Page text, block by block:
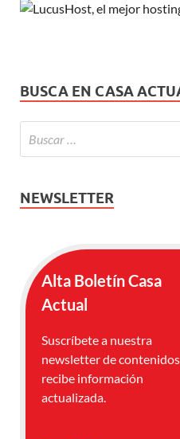
BUSCA EN CASA
NEWSLETTER
Alta Boletín Casa
Actual
Suscríbete a nuestra
newsletter de
recibe información
actualizada.